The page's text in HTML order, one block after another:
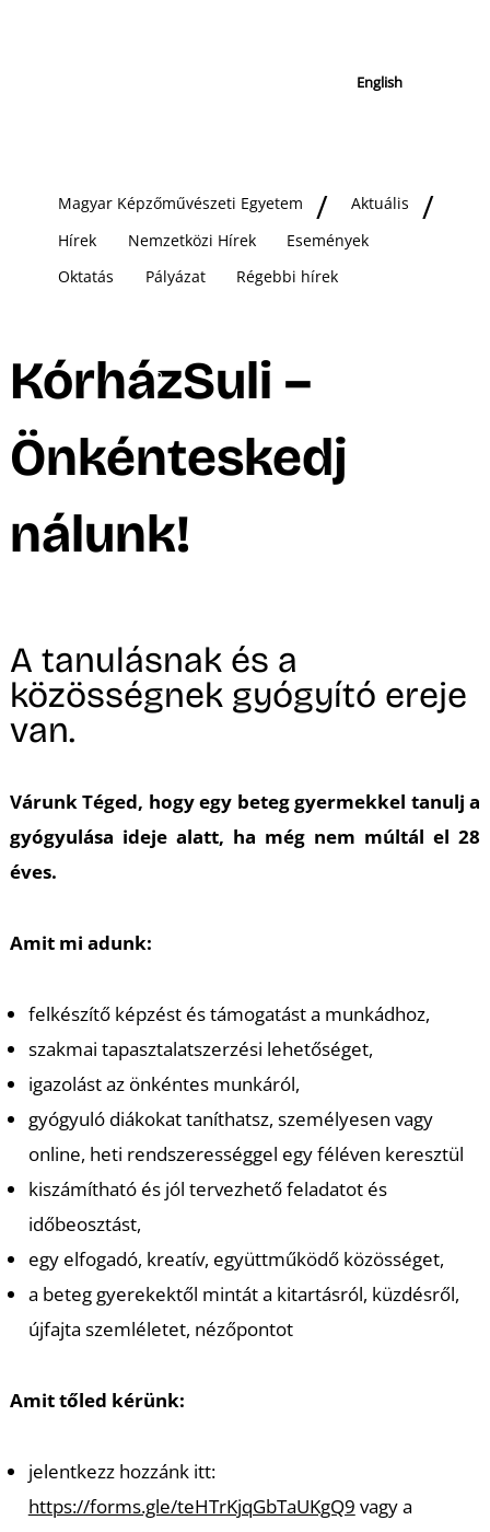
English
Magyar Képzőművészeti Egyetem
Aktuális
Hírek
Nemzetközi Hírek
Események
Oktatás
Pályázat Régebbi hírek
KórházSuli –
Önkénteskedj
nálunk!
A tanulásnak és a
közösségnek gyógyító ereje
van.
Várunk Téged, hogy egy beteg gyermekkel tanulj a
gyógyulása ideje alatt, ha még nem múltál el 28
éves.
Amit mi adunk:
felkészítő képzést és támogatást a munkádhoz,
szakmai tapasztalatszerzési lehetőséget,
igazolást az önkéntes munkáról,
gyógyuló diákokat taníthatsz, személyesen vagy
online, heti rendszerességgel egy féléven keresztül
kiszámítható és jól tervezhető feladatot és
időbeosztást,
egy elfogadó, kreatív, együttműködő közösséget,
a beteg gyerekektől mintát a kitartásról, küzdésről,
újfajta szemléletet, nézőpontot
Amit tőled kérünk:
jelentkezz hozzánk itt:
https://forms.gle/teHTrKjqGbTaUKgQ9 vagy a